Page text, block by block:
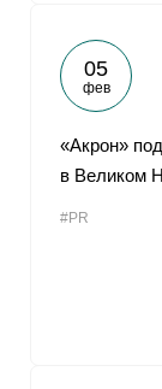
05
фев
«Акрон»
в Великом
#PR